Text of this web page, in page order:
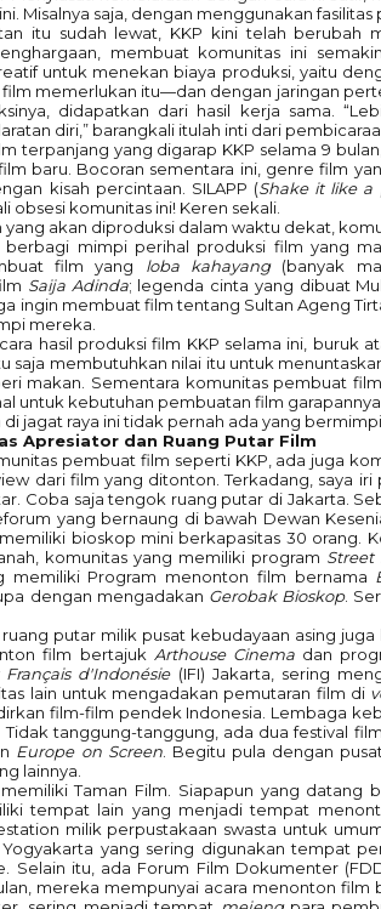
Misalnya saja, dengan menggunakan fasilitas
itu sudah lewat, KKP kini telah berubah
membuat komunitas ini
untuk menekan biaya produksi, yaitu
memerlukan itu—dan dengan jaringan
didapatkan dari hasil kerja sama.
diri,” barangkali itulah inti dari
terpanjang yang digarap KKP selama 9 bulan,
baru. Bocoran sementara ini, genre film
kisah percintaan. SILAPP (Shake it like
obsesi komunitas ini! Keren sekali.
yang akan diproduksi dalam waktu dekat,
berbagi mimpi perihal produksi film yang
film yang loba kahayang (banyak
Saija Adinda; legenda cinta yang dibuat
ingin membuat film tentang Sultan Ageng
mereka.
hasil produksi film KKP selama ini, buruk
saja membutuhkan nilai itu untuk
makan. Sementara komunitas pembuat
untuk kebutuhan pembuatan film garapannya.
di jagat raya ini tidak pernah ada yang
Apresiator dan Ruang Putar Film
pembuat film seperti KKP, ada juga
dari film yang ditonton. Terkadang, saya
Coba saja tengok ruang putar di Jakarta.
yang bernaung di bawah Dewan
bioskop mini berkapasitas 30 orang.
komunitas yang memiliki program Street
memiliki Program menonton film bernama
dengan mengadakan Gerobak Bioskop.
ruang putar milik pusat kebudayaan asing
film bertajuk Arthouse Cinema dan
d'Indonésie (IFI) Jakarta, sering
lain untuk mengadakan pemutaran film di
film-film pendek Indonesia. Lembaga
Tidak tanggung-tanggung, ada dua festival
Europe on Screen. Begitu pula dengan
lainnya.
Taman Film. Siapapun yang datang
tempat lain yang menjadi tempat
milik perpustakaan swasta untuk
yang sering digunakan tempat
Selain itu, ada Forum Film Dokumenter
mereka mempunyai acara menonton film